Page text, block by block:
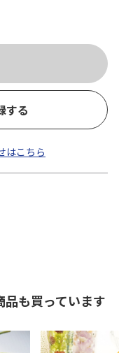
する
はこちら
も買っています